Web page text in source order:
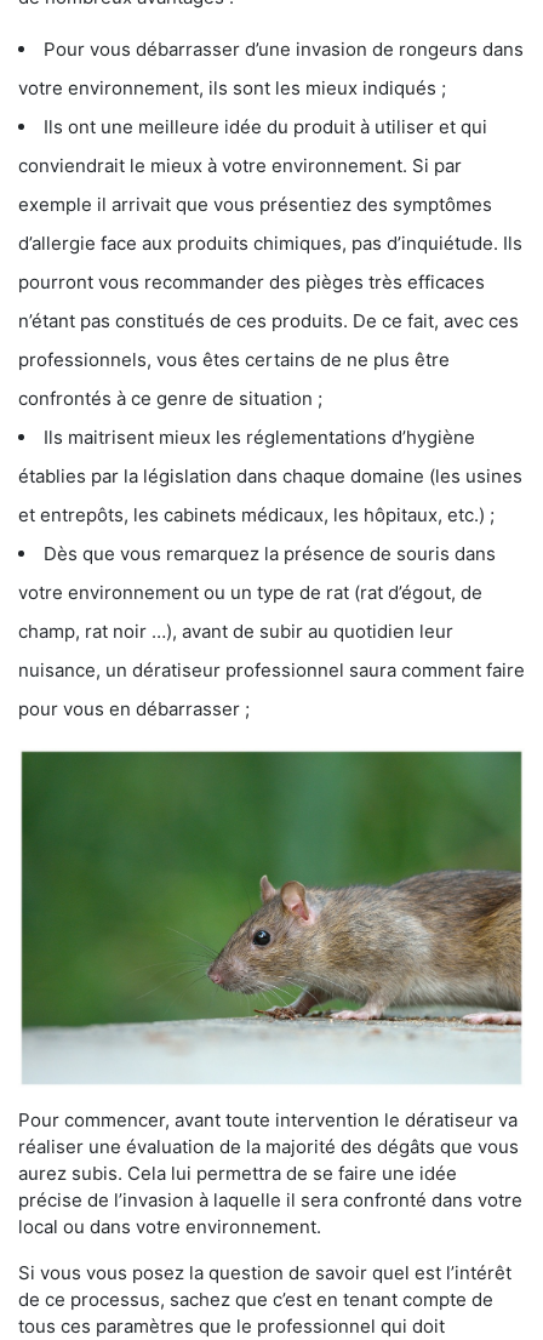
Pour vous débarrasser d’une invasion de rongeurs dans
votre environnement, ils sont les mieux indiqués ;
Ils ont une meilleure idée du produit à utiliser et qui
conviendrait le mieux à votre environnement. Si par
exemple il arrivait que vous présentiez des symptômes
d’allergie face aux produits chimiques, pas d’inquiétude. Ils
pourront vous recommander des pièges très efficaces
n’étant pas constitués de ces produits. De ce fait, avec ces
professionnels, vous êtes certains de ne plus être
confrontés à ce genre de situation ;
Ils maitrisent mieux les réglementations d’hygiène
établies par la législation dans chaque domaine (les usines
et entrepôts, les cabinets médicaux, les hôpitaux, etc.) ;
Dès que vous remarquez la présence de souris dans
votre environnement ou un type de rat (rat d’égout, de
champ, rat noir …), avant de subir au quotidien leur
nuisance, un dératiseur professionnel saura comment faire
pour vous en débarrasser ;
Pour commencer, avant toute intervention le dératiseur va
réaliser une évaluation de la majorité des dégâts que vous
aurez subis. Cela lui permettra de se faire une idée
précise de l’invasion à laquelle il sera confronté dans votre
local ou dans votre environnement.
Si vous vous posez la question de savoir quel est l’intérêt
de ce processus, sachez que c’est en tenant compte de
tous ces paramètres que le professionnel qui doit